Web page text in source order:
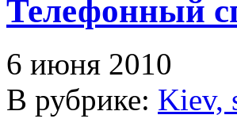
Телефонный
6 июня 2010
В рубрике: Kiev,